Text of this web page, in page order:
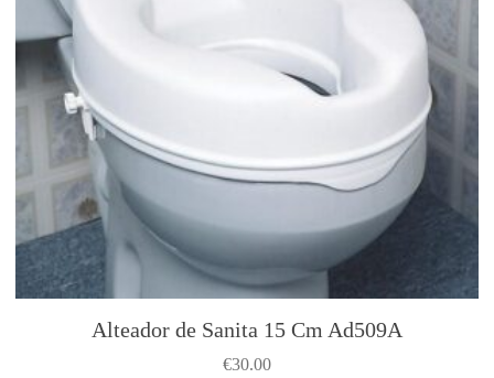
a
)
Alteador de Sanita 15 Cm Ad509A
€30.00